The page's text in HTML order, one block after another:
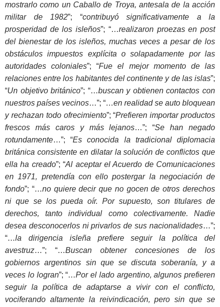
mostrarlo como un Caballo de Troya, antesala de la acción
militar de 1982”; “contribuyó significativamente a la
prosperidad de los isleños”; “…realizaron proezas en post
del bienestar de los isleños, muchas veces a pesar de los
obstáculos impuestos explícita o solapadamente por las
autoridades coloniales”; “Fue el mejor momento de las
relaciones entre los habitantes del continente y de las islas”;
“Un objetivo británico”; “…buscan y obtienen contactos con
nuestros países vecinos…”; “…en realidad se auto bloquean
y rechazan todo ofrecimiento”; “Prefieren importar productos
frescos más caros y más lejanos…”; “Se han negado
rotundamente…”; “Es conocida la tradicional diplomacia
británica consistente en dilatar la solución de conflictos que
ella ha creado”; “Al aceptar el Acuerdo de Comunicaciones
en 1971, pretendía con ello postergar la negociación de
fondo”; “…no quiere decir que no gocen de otros derechos
ni que se los pueda oír. Por supuesto, son titulares de
derechos, tanto individual como colectivamente. Nadie
desea desconocerlos ni privarlos de sus nacionalidades…”;
“…la dirigencia isleña prefiere seguir la política del
avestruz…”; “…Buscan obtener concesiones de los
gobiernos argentinos sin que se discuta soberanía, y a
veces lo logran”; “…Por el lado argentino, algunos prefieren
seguir la política de adaptarse a vivir con el conflicto,
vociferando altamente la reivindicación, pero sin que se